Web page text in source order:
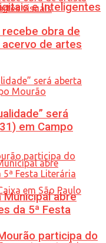
e Inteligentes
participa do
recebe obra de
de artes
será
em Campo
Municipal abre
da 5ª Festa